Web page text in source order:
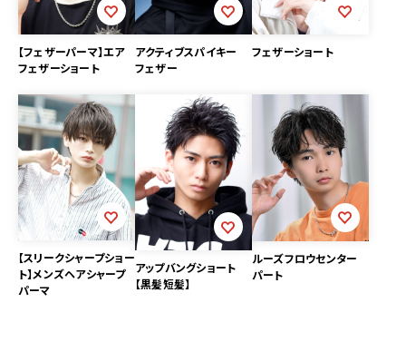
【フェザーパーマ】エア
フェザーショート
アクティブスパイキー
フェザー
フェザーショート
【スリークシャープショー
ト】メンズヘアシャープ
パーマ
アップバングショート
【黒髪短髪】
ルーズフロウセンター
パート